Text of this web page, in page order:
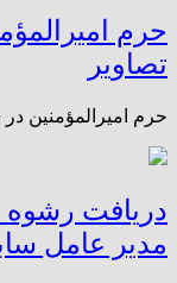
تصاویر
حرم امیرالمؤمنین در سال ۱۹۰۰
مدیر عامل